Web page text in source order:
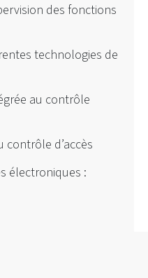
des fonctions
technologies de
au contrôle
contrôle d’accès
électroniques :